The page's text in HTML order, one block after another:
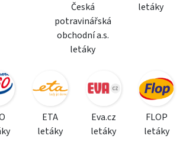
Česká
potravinářská
obchodní a.s.
letáky
letáky
ETA
letáky
Eva.cz
letáky
FLOP
letáky